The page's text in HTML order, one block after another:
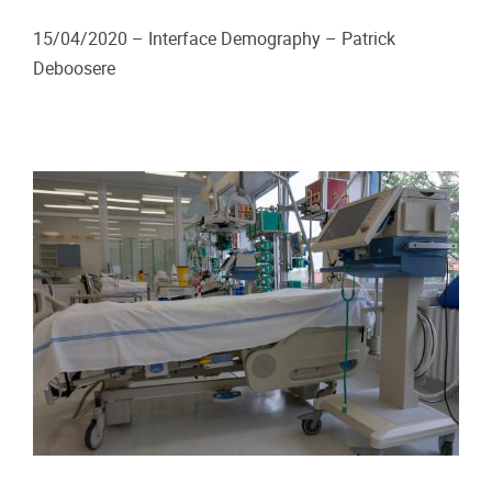
15/04/2020 – Interface Demography – Patrick
Deboosere